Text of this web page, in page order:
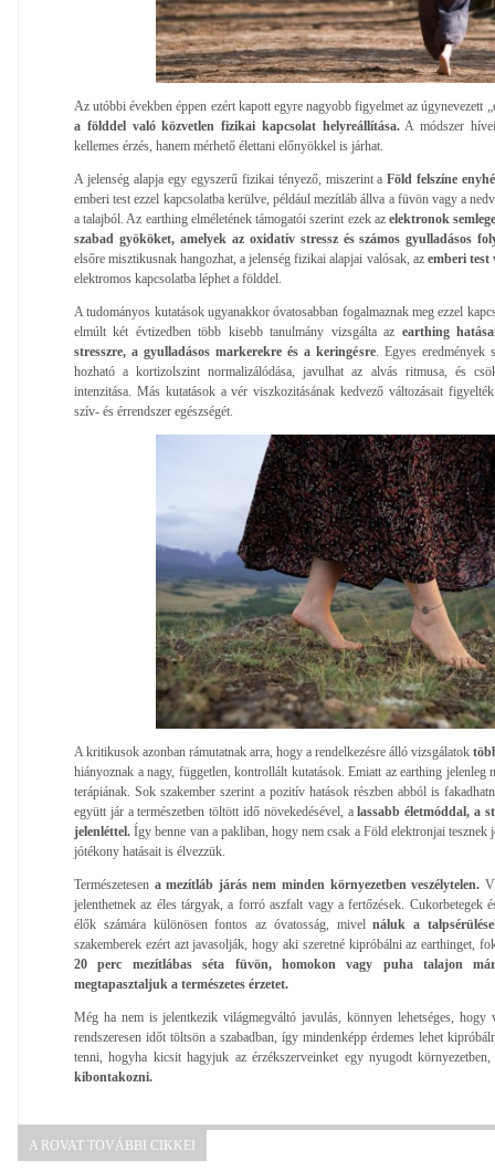
Az utóbbi években éppen ezért kapott egyre nagyobb figyelmet az úgynevezett
a földdel való közvetlen fizikai kapcsolat helyreállítása.A módszer hívei
kellemes érzés, hanem mérhető élettani előnyökkel is járhat.
A jelenség alapja egy egyszerű fizikai tényező, miszerint aFöld felszíne
emberi test ezzel kapcsolatba kerülve, például mezítláb állva a füvön vagy a
a talajból. Az earthing elméletének támogatói szerint ezek azelektronok
szabad gyököket, amelyek az oxidatív stressz és számos gyulladásos
elsőre misztikusnak hangozhat, a jelenség fizikai alapjai valósak, azemberi test
elektromos kapcsolatba léphet a földdel.
A tudományos kutatások ugyanakkor óvatosabban fogalmaznak meg ezzel
elmúlt két évtizedben több kisebb tanulmány vizsgálta az earthing
stresszre, a gyulladásos markerekre és a keringésre. Egyes eredmények
hozható a kortizolszint normalizálódása, javulhat az alvás ritmusa, és
intenzitása. Más kutatások a vér viszkozitásának kedvező változásait
szív- és érrendszer egészségét.
A kritikusok azonban rámutatnak arra, hogy a rendelkezésre álló vizsgálatok
hiányoznak a nagy, független, kontrollált kutatások. Emiatt az earthing
terápiának. Sok szakember szerint a pozitív hatások részben abból is
együtt jár a természetben töltött idő növekedésével, alassabb életmóddal, a
jelenléttel. Így benne van a pakliban, hogy nem csak a Föld elektronjai tesznek
jótékony hatásait is élvezzük.
Természetesen a mezítláb járás nem minden környezetben veszélytelen.
jelenthetnek az éles tárgyak, a forró aszfalt vagy a fertőzések. Cukorbetegek
élők számára különösen fontos az óvatosság, mivelnáluk a
szakemberek ezért azt javasolják, hogy aki szeretné kipróbálni az earthinget,
20 perc mezítlábas séta füvön, homokon vagy puha talajon
megtapasztaljuk a természetes érzetet.
Még ha nem is jelentkezik világmegváltó javulás, könnyen lehetséges,
rendszeresen időt töltsön a szabadban, így mindenképp érdemes lehet
tenni, hogyha kicsit hagyjuk az érzékszerveinket egy nyugodt környezetben,
kibontakozni.
A ROVAT TOVÁBBI CIKKEI